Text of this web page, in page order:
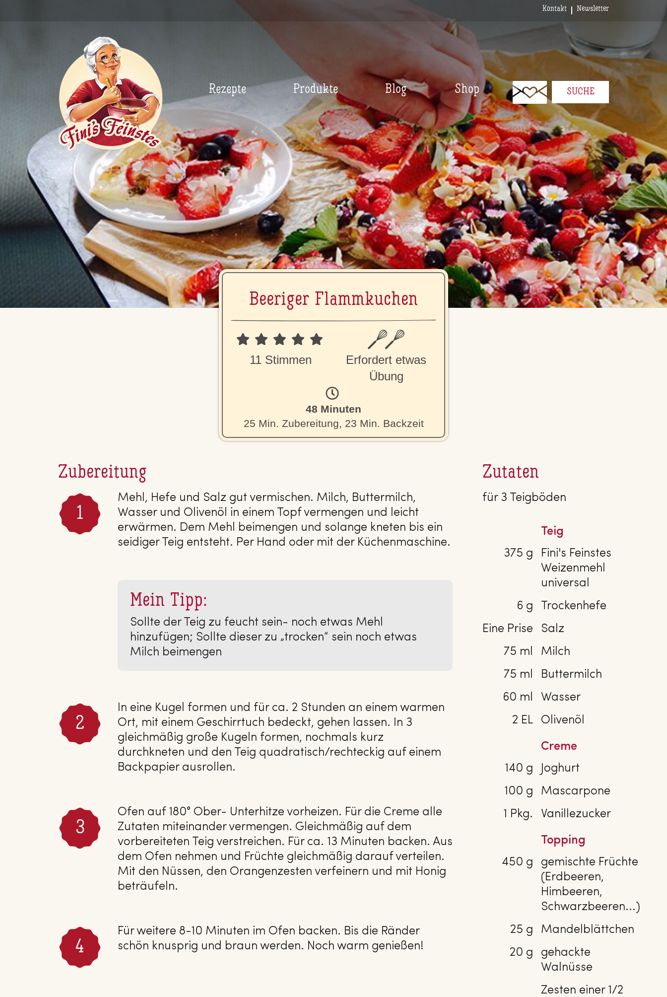
Kontakt Newsletter
Rezepte Produkte Blog Shop SUCHE
Newsletter
Beeriger Flamm­ku­chen
11 Stimmen
Erfordert etwas
Übung
48 Minuten
25 Min. Zubereitung, 23 Min. Backzeit
Zubereitung
Mehl, Hefe und Salz gut vermischen. Milch, Buttermilch,
Wasser und Olivenöl in einem Topf vermengen und leicht
erwärmen. Dem Mehl beimengen und solange kneten bis ein
seidiger Teig entsteht. Per Hand oder mit der Küchenmaschine.
Mein Tipp:
Sollte der Teig zu feucht sein- noch etwas Mehl
hinzufügen; Sollte dieser zu „trocken“ sein noch etwas
Milch beimengen
In eine Kugel formen und für ca. 2 Stunden an einem warmen
Ort, mit einem Geschirrtuch bedeckt, gehen lassen. In 3
gleichmäßig große Kugeln formen, nochmals kurz
durchkneten und den Teig quadratisch/rechteckig auf einem
Backpapier ausrollen.
Ofen auf 180° Ober- Unterhitze vorheizen. Für die Creme alle
Zutaten miteinander vermengen. Gleichmäßig auf dem
vorbereiteten Teig verstreichen. Für ca. 13 Minuten backen. Aus
dem Ofen nehmen und Früchte gleichmäßig darauf verteilen.
Mit den Nüssen, den Orangenzesten verfeinern und mit Honig
beträufeln.
Für weitere 8-10 Minuten im Ofen backen. Bis die Ränder
schön knusprig und braun werden. Noch warm genießen!
Zutaten
für 3 Teigböden
Teig
375 g
Fini's Feinstes
Weizenmehl
universal
6 g
Trockenhefe
Eine Prise
Salz
75 ml
Milch
75 ml
Buttermilch
60 ml
Wasser
2 EL
Olivenöl
Creme
140 g
Joghurt
100 g
Mascarpone
1 Pkg.
Vanillezucker
Topping
450 g
gemischte Früchte
(Erdbeeren,
Himbeeren,
Schwarzbeeren...)
25 g
Mandelblättchen
20 g
gehackte
Walnüsse
Zesten einer 1/2